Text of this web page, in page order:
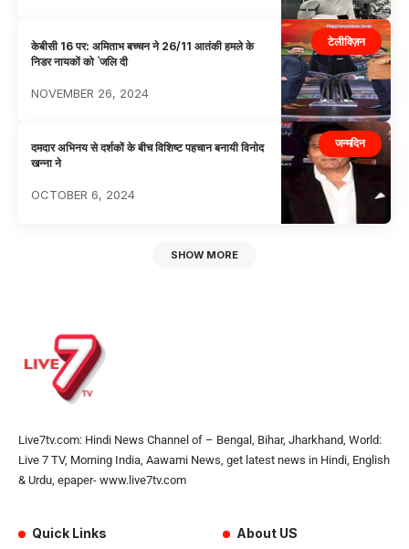
टेलीविज़न
केबीसी 16 पर: अमिताभ बच्चन ने 26/11 आतंकी हमले के
निडर नायकों को ंजलि दी
NOVEMBER 26, 2024
जन्मदिन
दमदार अभिनय से दर्शकों के बीच विशिष्ट पहचान बनायी विनोद
खन्ना ने
OCTOBER 6, 2024
SHOW MORE
Live7tv.com: Hindi News Channel of – Bengal, Bihar, Jharkhand, World:
Live 7 TV, Morning India, Aawami News, get latest news in Hindi, English
& Urdu, epaper- www.live7tv.com
Quick Links About US